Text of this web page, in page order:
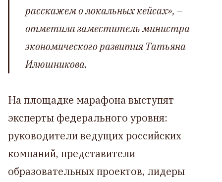
расскажем о локальных кейсах», –
отметила заместитель министра
экономического развития Татьяна
Илюшникова.
На площадке марафона выступят
эксперты федерального уровня:
руководители ведущих российских
компаний, представители
образовательных проектов, лидеры